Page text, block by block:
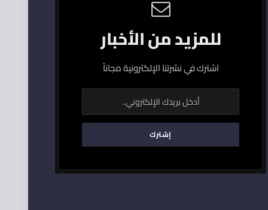
للمزيد من الأخبار
اشترك في نشرتنا الإلكترونية مجاناً